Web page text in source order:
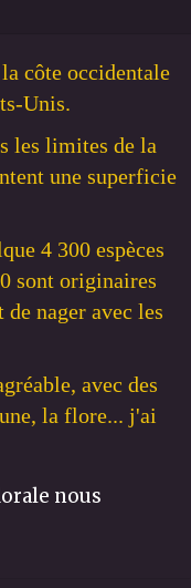
côte occidentale
Unis.
les limites de la
une superficie
4 300 espèces
sont originaires
nager avec les
avec des
la flore... j'ai
nous